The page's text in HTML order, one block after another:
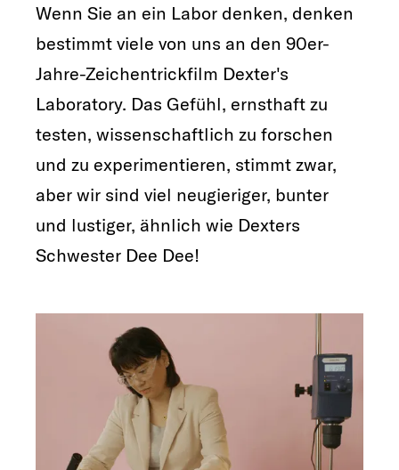
Wenn Sie an ein Labor denken, denken
bestimmt viele von uns an den 90er-
Jahre-Zeichentrickfilm Dexter's
Laboratory. Das Gefühl, ernsthaft zu
testen, wissenschaftlich zu forschen
und zu experimentieren, stimmt zwar,
aber wir sind viel neugieriger, bunter
und lustiger, ähnlich wie Dexters
Schwester Dee Dee!